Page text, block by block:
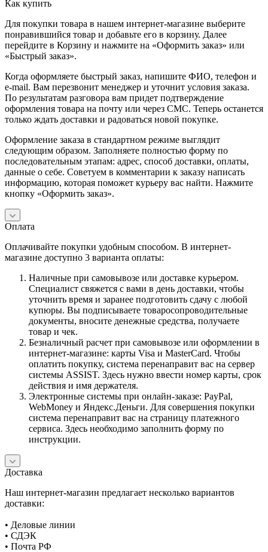
Как купить
Для покупки товара в нашем интернет-магазине выберите
понравившийся товар и добавьте его в корзину. Далее
перейдите в Корзину и нажмите на «Оформить заказ» или
«Быстрый заказ».
Когда оформляете быстрый заказ, напишите ФИО, телефон и
e-mail. Вам перезвонит менеджер и уточнит условия заказа.
По результатам разговора вам придет подтверждение
оформления товара на почту или через СМС. Теперь останется
только ждать доставки и радоваться новой покупке.
Оформление заказа в стандартном режиме выглядит
следующим образом. Заполняете полностью форму по
последовательным этапам: адрес, способ доставки, оплаты,
данные о себе. Советуем в комментарии к заказу написать
информацию, которая поможет курьеру вас найти. Нажмите
кнопку «Оформить заказ».
Оплата
Оплачивайте покупки удобным способом. В интернет-
магазине доступно 3 варианта оплаты:
Наличные при самовывозе или доставке курьером.
Специалист свяжется с вами в день доставки, чтобы
уточнить время и заранее подготовить сдачу с любой
купюры. Вы подписываете товаросопроводительные
документы, вносите денежные средства, получаете
товар и чек.
Безналичный расчет при самовывозе или оформлении в
интернет-магазине: карты Visa и MasterCard. Чтобы
оплатить покупку, система перенаправит вас на сервер
системы ASSIST. Здесь нужно ввести номер карты, срок
действия и имя держателя.
Электронные системы при онлайн-заказе: PayPal,
WebMoney и Яндекс.Деньги. Для совершения покупки
система перенаправит вас на страницу платежного
сервиса. Здесь необходимо заполнить форму по
инструкции.
Доставка
Наш интернет-магазин предлагает несколько вариантов
доставки:
• Деловые линии
• СДЭК
• Почта РФ